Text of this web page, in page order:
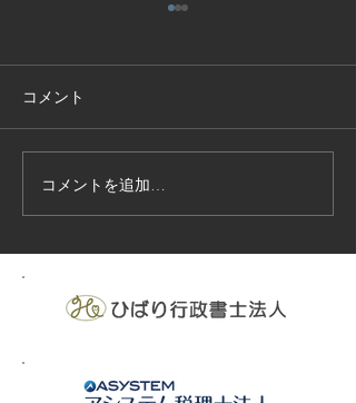
技能実習生１２名入国-フ
ィリピン、ベトナム
コメント
コメントを追加…